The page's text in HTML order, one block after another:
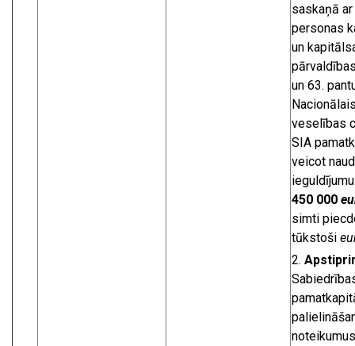
saskaņā
personas
un
un 63.
veselības
SIA
veicot
ieguldījumu
450 000
simti
tūkstoši
noteikumus